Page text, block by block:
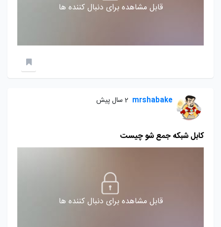
قابل مشاهده برای دنبال کننده ها
mrshabake 2 سال پیش
کابل شبکه جمع شو چیست
قابل مشاهده برای دنبال کننده ها